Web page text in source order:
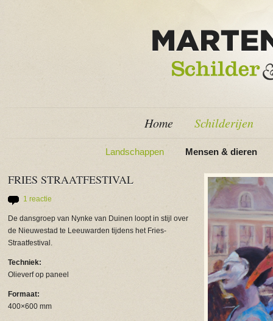
Home Schilderijen
Landschappen Mensen & dieren
FRIES STRAATFESTIVAL
1 reactie
De dansgroep van Nynke van Duinen loopt in stijl over
de Nieuwestad te Leeuwarden tijdens het Fries-
Straatfestival.
Techniek:
Olieverf op paneel
Formaat:
400×600 mm